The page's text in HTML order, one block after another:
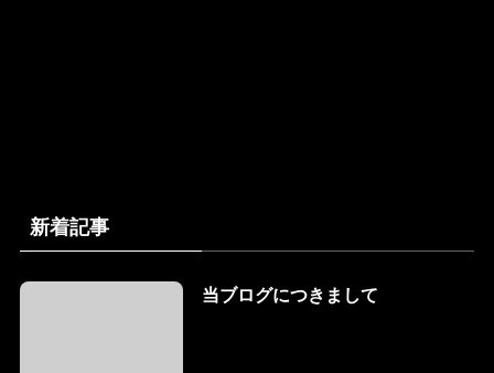
新着記事
当ブログにつきまして